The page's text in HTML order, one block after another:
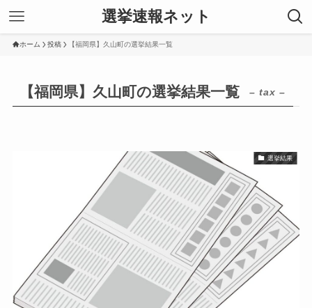
選挙速報ネット
ホーム 投稿 【福岡県】久山町の選挙結果一覧
【福岡県】久山町の選挙結果一覧 – tax –
選挙結果